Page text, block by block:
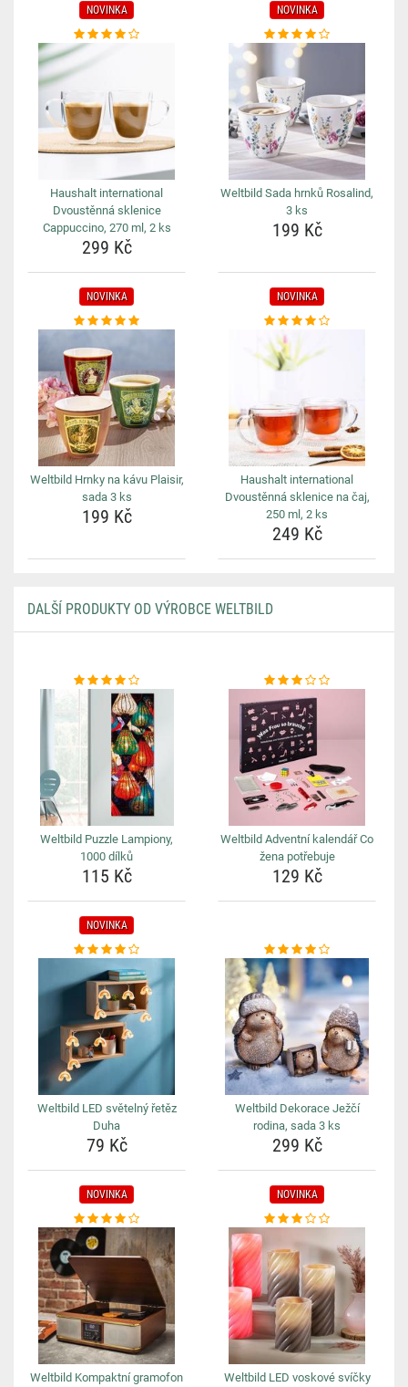
NOVINKA
Haushalt international
Dvoustěnná sklenice
Cappuccino, 270 ml, 2 ks
299 Kč
NOVINKA
Weltbild Sada hrnků Rosalind,
3 ks
199 Kč
NOVINKA
Weltbild Hrnky na kávu Plaisir,
sada 3 ks
199 Kč
NOVINKA
Haushalt international
Dvoustěnná sklenice na čaj,
250 ml, 2 ks
249 Kč
DALŠÍ PRODUKTY OD VÝROBCE WELTBILD
Weltbild Puzzle Lampiony,
1000 dílků
115 Kč
Weltbild Adventní kalendář Co
žena potřebuje
129 Kč
NOVINKA
Weltbild LED světelný řetěz
Duha
79 Kč
Weltbild Dekorace Ježčí
rodina, sada 3 ks
299 Kč
NOVINKA
Weltbild Kompaktní gramofon
NOVINKA
Weltbild LED voskové svíčky